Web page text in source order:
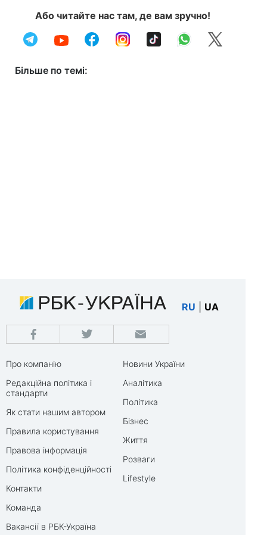
Або читайте нас там, де вам зручно!
Більше по темі:
RU UA
Про компанію
Редакційна політика і
стандарти
Як стати нашим автором
Правила користування
Правова інформація
Політика конфіденційності
Контакти
Команда
Вакансії в РБК-Україна
Новини України
Аналітика
Політика
Бізнес
Життя
Розваги
Lifestyle